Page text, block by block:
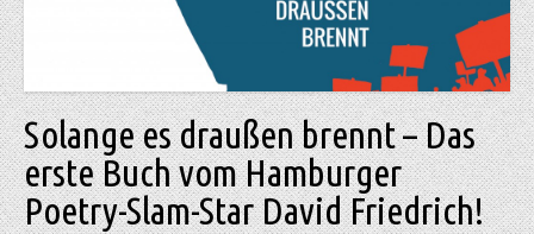
Solange es draußen brennt – Das
erste Buch vom Hamburger
Poetry-Slam-Star David Friedrich!